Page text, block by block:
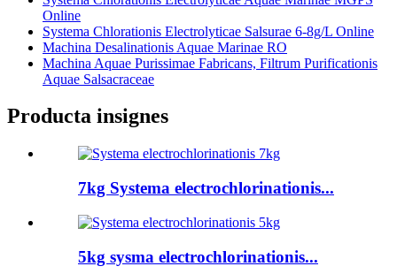
Online
Systema Chlorationis Electrolyticae Salsurae 6-8g/L Online
Machina Desalinationis Aquae Marinae RO
Machina Aquae Purissimae Fabricans, Filtrum Purificationis
Aquae Salsacraceae
Producta insignes
7kg Systema electrochlorinationis...
5kg sysma electrochlorinationis...